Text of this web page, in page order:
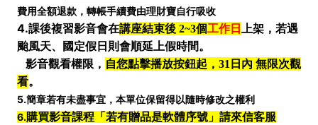
費用全額退款，轉帳手續費由理財寶自行吸收
4.課後複習影音會在講座結束後 2~3個工作日 上架，若遇
颱風天、國定假日則會順延上假時間。
影音觀看權限， 自您點擊播放按鈕起，31日內 無限次觀
看。
5.簡章若有未盡事宜，本單位保留得以隨時修改之權利
6.購買影音課程「若有贈品是軟體序號」請來信客服